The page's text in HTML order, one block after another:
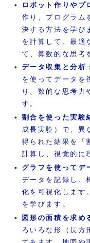
ロボット作りやプ
作り、プログラム
決する方法を学び
を計算して、最適
て、算数的な思考
データ収集と分析
を使ってデータを
り、数的な思考力
す。
割合を使った実験
成長実験）で、異
得られた結果を「
計算し、視覚的に
グラフを使ってデ
データを記録し、
化を可視化します
を学びます。
図形の面積を求め
ろいろな形（長方